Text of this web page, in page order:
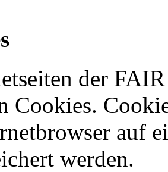
der
Cookies.
auf
werden.